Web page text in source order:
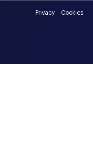
Privacy Cookies